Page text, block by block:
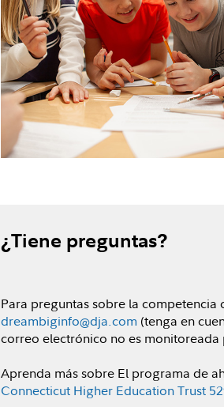
¿Tiene preguntas?
Para preguntas sobre la competencia
dreambiginfo@dja.com (tenga en
correo electrónico no es monitoreada
Aprenda más sobre El programa de
Connecticut Higher Education Trust